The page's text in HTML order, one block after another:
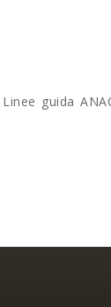
guida